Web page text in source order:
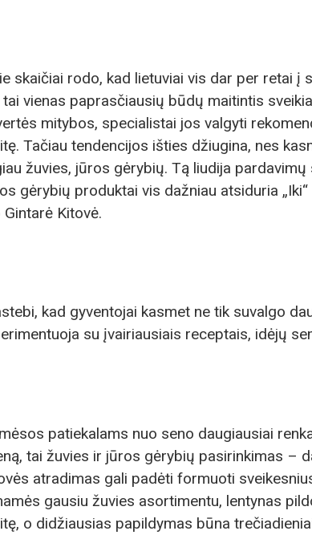
skaičiai rodo, kad lietuviai vis dar per retai į
vienas paprasčiausių būdų maitintis
mitybos, specialistai jos valgyti
Tačiau tendencijos išties džiugina, nes
žuvies, jūros gėrybių. Tą liudija
gėrybių produktai vis dažniau atsiduria
Gintarė Kitovė.
kad gyventojai kasmet ne tik suvalgo
su įvairiausiais receptais, idėjų
patiekalams nuo seno daugiausiai
tai žuvies ir jūros gėrybių pasirinkimas –
atradimas gali padėti formuoti
gausiu žuvies asortimentu, lentynas
o didžiausias papildymas būna